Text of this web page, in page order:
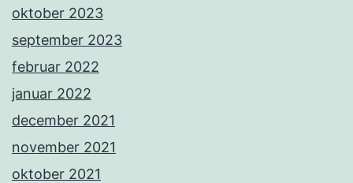
oktober 2023
september 2023
februar 2022
januar 2022
december 2021
november 2021
oktober 2021